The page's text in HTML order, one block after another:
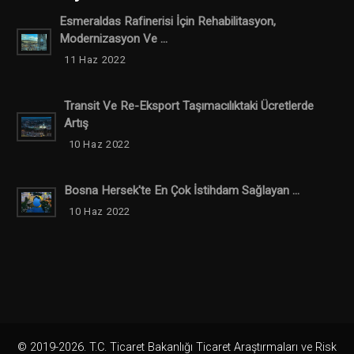
Esmeraldas Rafinerisi İçin Rehabilitasyon,
Modernizasyon Ve ...
11 Haz 2022
Transit Ve Re-Eksport Taşımacılıktaki Ücretlerde
Artış
10 Haz 2022
Bosna Hersek'te En Çok İstihdam Sağlayan ...
10 Haz 2022
© 2019-2026. T.C. Ticaret Bakanlığı Ticaret Araştırmaları ve Risk